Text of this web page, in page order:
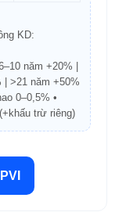
KD:
năm +20% |
| >21 năm +50%
0–0,5% •
trừ riêng)